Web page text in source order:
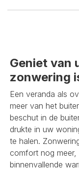
Geniet van
zonwering
Een veranda als
meer van het
beschut in de
drukte in uw
te halen.
comfort nog
binnenvallende